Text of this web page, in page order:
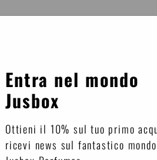
FISICO
Entra nel mondo
Jusbox
Ottieni il 10% sul tuo primo
ricevi news sul fantastico